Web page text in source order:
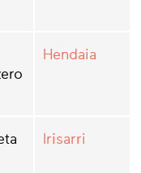
Hendaia
Irisarri